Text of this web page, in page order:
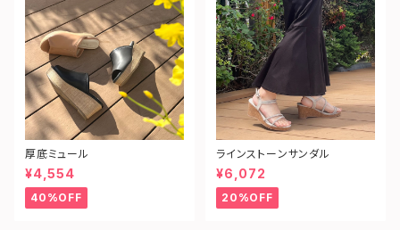
厚底ミュール
¥4,554
40%OFF
ラインストーンサンダル
¥6,072
20%OFF